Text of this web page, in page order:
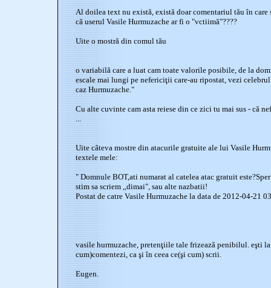
Al doilea text nu există, există doar comentariul tău în
că userul Vasile Hurmuzache ar fi o "vctiimă"????
Uite o mostră din comul tău
o variabilă care a luat cam toate valorile posibile, de la
escale mai lungi pe nefericiţii care-au ripostat, vezi
caz Hurmuzache."
Cu alte cuvinte cam asta reiese din ce zici tu mai sus - că
...
Uite câteva mostre din atacurile gratuite ale lui Vasile
textele mele:
" Domnule BOT,ati numarat al catelea atac gratuit
stim sa scriem ,,dimai", sau alte nazbatii!
Postat de catre Vasile Hurmuzache la data de 2012-04-21
vasile hurmuzache, pretenţiile tale frizează penibilul. eşti
cum)comentezi, ca şi în ceea ce(şi cum) scrii.
Eugen.